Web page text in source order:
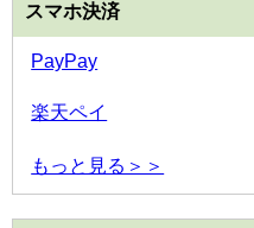
スマホ決済
PayPay
楽天ペイ
もっと見る＞＞